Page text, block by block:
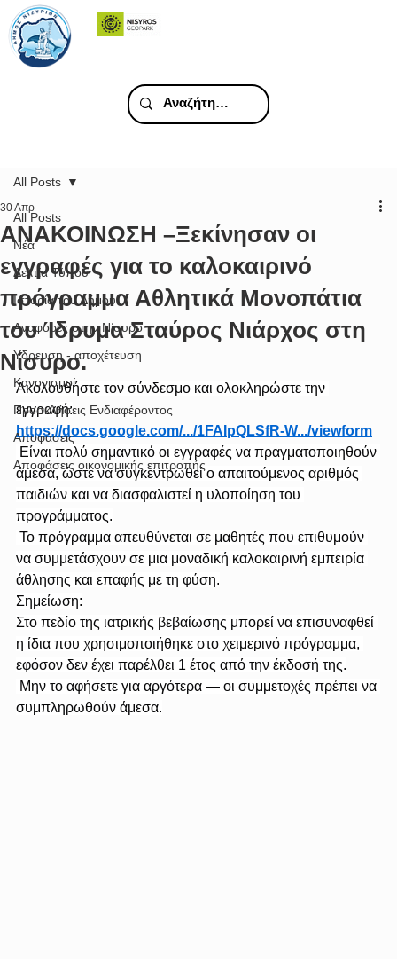
All Posts
Νέα
Δελτία Τύπου
Ιστορία του Δήμου
Αναφορές στην Νίσυρο
Υδρευση - αποχέτευση
Κανονισμοί
Προσκλήσεις Ενδιαφέροντος
Αποφάσεις
Αποφάσεις οικονομικής επιτροπής
All Posts
ΑΝΑΚΟΙΝΩΣΗ –Ξεκίνησαν οι
εγγραφές για το καλοκαιρινό
πρόγραμμα Αθλητικά Μονοπάτια
του Ίδρυμα Σταύρος Νιάρχος στη
Νίσυρο.
30 Απρ
Ακολουθήστε τον σύνδεσμο και ολοκληρώστε την
εγγραφή:
https://docs.google.com/.../1FAIpQLSfR-W.../viewform
Είναι πολύ σημαντικό οι εγγραφές να πραγματοποιηθούν
άμεσα, ώστε να συγκεντρωθεί ο απαιτούμενος αριθμός
παιδιών και να διασφαλιστεί η υλοποίηση του
προγράμματος.
Το πρόγραμμα απευθύνεται σε μαθητές που επιθυμούν
να συμμετάσχουν σε μια μοναδική καλοκαιρινή εμπειρία
άθλησης και επαφής με τη φύση.
Σημείωση:
Στο πεδίο της ιατρικής βεβαίωσης μπορεί να επισυναφθεί
η ίδια που χρησιμοποιήθηκε στο χειμερινό πρόγραμμα,
εφόσον δεν έχει παρέλθει 1 έτος από την έκδοσή της.
Μην το αφήσετε για αργότερα — οι συμμετοχές πρέπει να
συμπληρωθούν άμεσα.